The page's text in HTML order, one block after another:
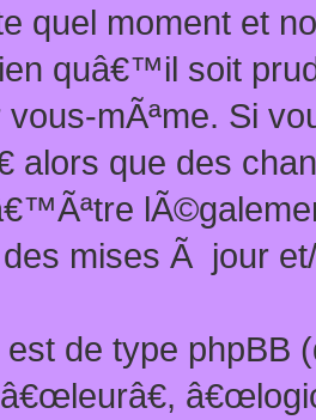
quel moment et
quâ€™il soit
vous-mÃªme. Si
alors que des
mises Ã jour
de type phpBB